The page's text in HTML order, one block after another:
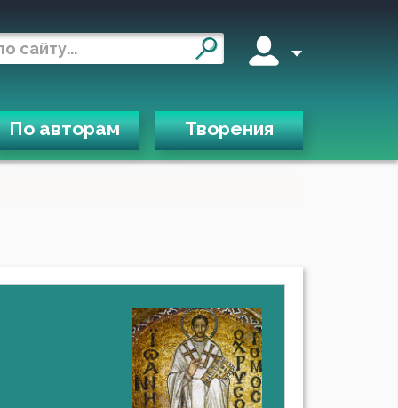
По авторам Творения